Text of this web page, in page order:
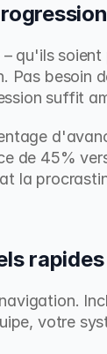
qu'ils
besoin
suffit
de 45%
la
rapides
votre